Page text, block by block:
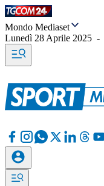
Mondo Mediaset
Lunedì 28 Aprile 2025 -